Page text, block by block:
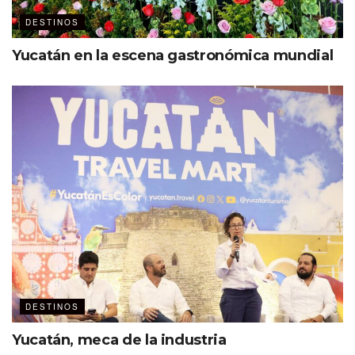
lo que lo convirtió en un punto de encuentro cultural.
Visit Dallas
189 proyectos hoteleros en construcción
Venues para 10,000 personas
2 aeropuertos internacionales
Vuelos directo con diversas aerolíneas (CDMX-DFW)
Visita: es.visitdallas.com/reuniones-y-eventos/ para
más información.
DESTINOS
Yucatán en la escena gastronómica mundial
DESTINOS
Yucatán, meca de la industria